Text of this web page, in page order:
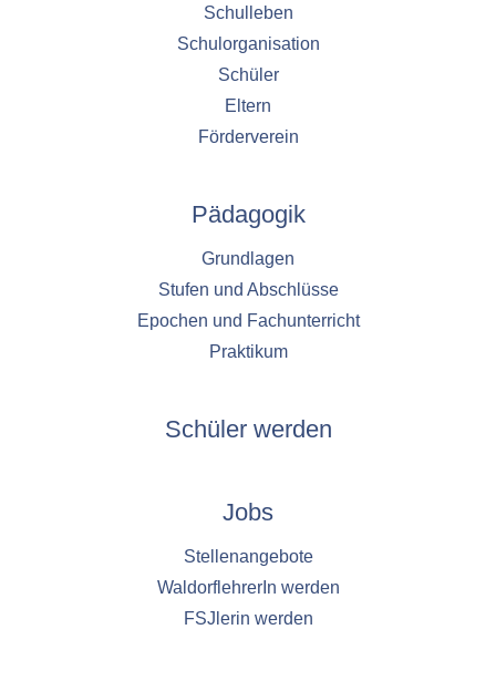
Schulleben
Schulorganisation
Schüler
Eltern
Förderverein
Pädagogik
Grundlagen
Stufen und Abschlüsse
Epochen und Fachunterricht
Praktikum
Schüler werden
Jobs
Stellenangebote
WaldorflehrerIn werden
FSJlerin werden